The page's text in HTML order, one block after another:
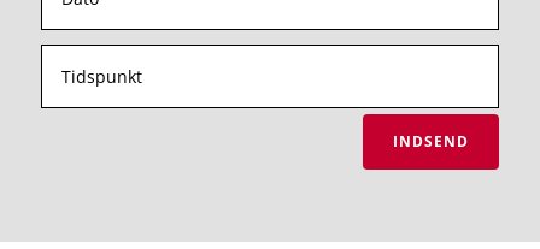
INDSEND